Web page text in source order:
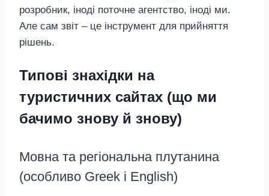
розробник, іноді поточне агентство, іноді ми.
Але сам звіт – це інструмент для прийняття
рішень.
Типові знахідки на
туристичних сайтах (що ми
бачимо знову й знову)
Мовна та регіональна плутанина
(особливо Greek і English)